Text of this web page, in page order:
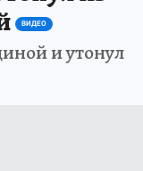
ВИДЕО
и утонул